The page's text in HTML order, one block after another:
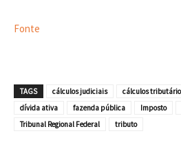
Fonte
TAGS cálculos judiciais cálculos
dívida ativa
fazenda pública Imposto
Tribunal Regional Federal
tributo